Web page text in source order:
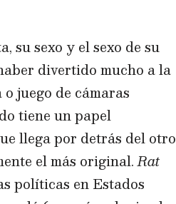
su sexo y el sexo de su
divertido mucho a la
juego de cámaras
tiene un papel
llega por detrás del otro
el más original.Rat
políticas en Estados